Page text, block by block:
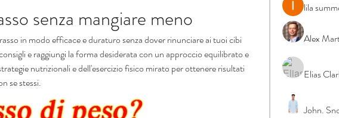
senza mangiare meno
in modo efficace e duraturo senza dover rinunciare ai tuoi cibi
e raggiungi la forma desiderata con un approccio equilibrato e
nutrizionali e dell'esercizio fisico mirato per ottenere risultati
se stessi.
lila
Alex
Elias
John.